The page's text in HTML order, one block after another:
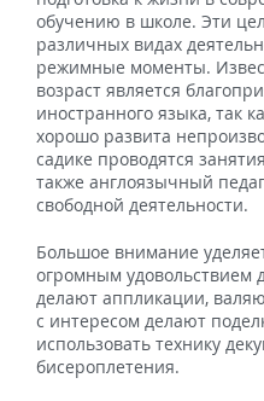
обучению в школе. Эти
различных видах
режимные моменты.
возраст является
иностранного языка, так
хорошо развита
садике проводятся
также англоязычный
свободной деятельности.
Большое внимание
огромным удовольствием
делают аппликации,
с интересом делают
использовать технику
бисероплетения.